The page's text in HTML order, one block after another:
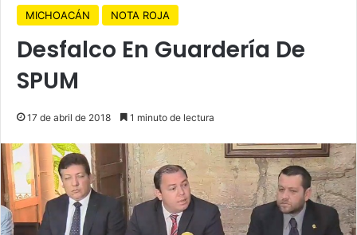
MICHOACÁN NOTA ROJA
Desfalco En Guardería De
SPUM
17 de abril de 2018 1 minuto de lectura